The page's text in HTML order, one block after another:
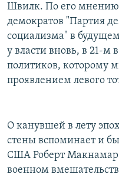
Швилк. По его
демократов "Партия
социализма" в
у власти вновь, в 21-м
политиков, которому
проявлением левого
О канувшей в лету
стены вспоминает и
США Роберт
военном